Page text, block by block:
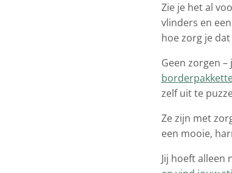
Zie je het al
vlinders en
hoe zorg je
Geen zorgen
zelf uit te
Ze zijn met
een mooie,
Jij hoeft alleen